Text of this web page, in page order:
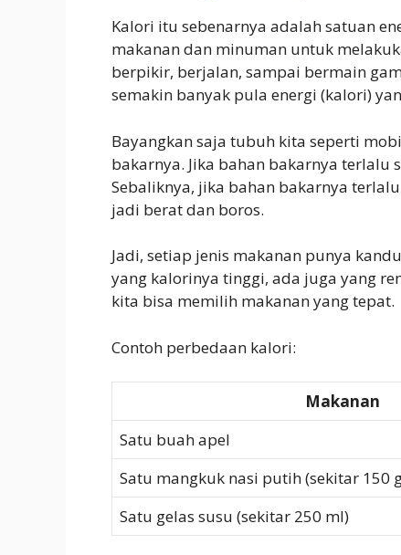
Kalori itu sebenarnya adalah satuan
makanan dan minuman untuk
berpikir, berjalan, sampai bermain
semakin banyak pula energi (kalori)
Bayangkan saja tubuh kita seperti
bakarnya. Jika bahan bakarnya
Sebaliknya, jika bahan bakarnya
jadi berat dan boros.
Jadi, setiap jenis makanan punya
yang kalorinya tinggi, ada juga yang
kita bisa memilih makanan yang tepat.
Contoh perbedaan kalori:
Makanan
Satu buah apel
Satu mangkuk nasi putih (sekitar 150
Satu gelas susu (sekitar 250 ml)